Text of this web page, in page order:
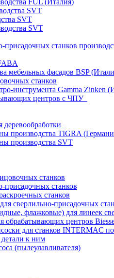
FUL (Италия)
SVT
SVT
SVT
станков
мебельных фасадов BSP
станков
инструмента Gamma Zinken
центров с ЧПУ
производства TIGRA
производства SVT
станков
присадочных станков
станков
сверлильно-присадочных
флажковые) для линеек
обрабатывающих центров
для станков INTERMAC по
к ним
(пылеулавливателя)